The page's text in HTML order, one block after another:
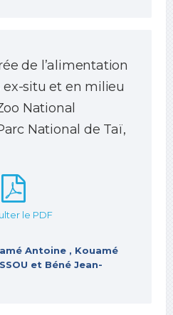
de l’alimentation
situ et en milieu
National
National de Taï,
le PDF
Antoine , Kouamé
et Béné Jean-